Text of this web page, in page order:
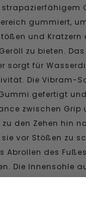
gummiert,
und Kratzern
zu bieten.
sorgt für
Die Vibram-
gefertigt
zwischen Grip
zu den Zehen hin
vor Stößen zu
Abrollen des
Die Innensohle